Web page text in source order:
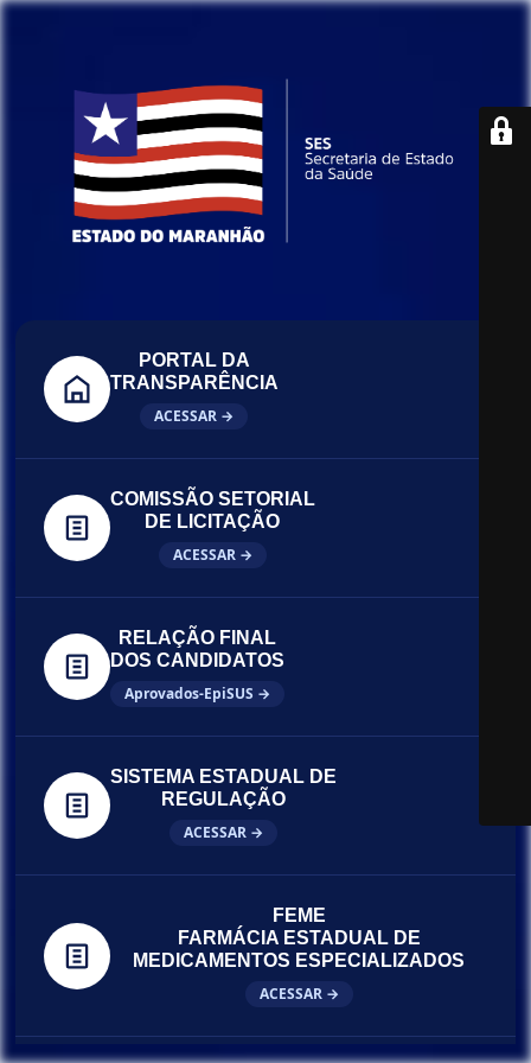
PORTAL DA
TRANSPARÊNCIA
ACESSAR →
COMISSÃO SETORIAL
DE LICITAÇÃO
ACESSAR →
RELAÇÃO FINAL
DOS CANDIDATOS
Aprovados-EpiSUS →
SISTEMA ESTADUAL DE
REGULAÇÃO
ACESSAR →
FEME
FARMÁCIA ESTADUAL DE
MEDICAMENTOS ESPECIALIZADOS
ACESSAR →